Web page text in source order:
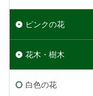
ピンクの花
花木・樹木
白色の花